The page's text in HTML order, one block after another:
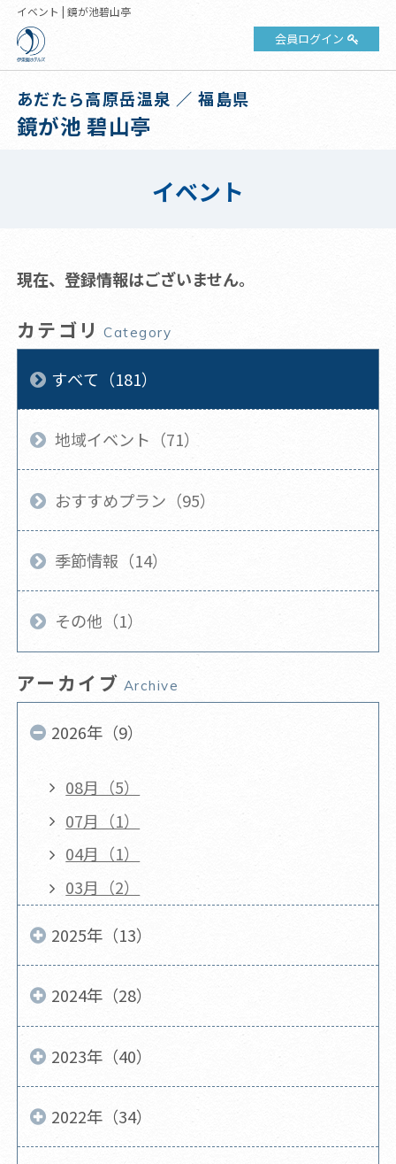
イベント | 鏡が池碧山亭
会員ログイン
あだたら高原岳温泉 ／ 福島県
鏡が池 碧山亭
イベント
現在、登録情報はございません。
カテゴリ Category
すべて（181）
地域イベント（71）
おすすめプラン（95）
季節情報（14）
その他（1）
アーカイブ Archive
2026年（9）
08月（5）
07月（1）
04月（1）
03月（2）
2025年（13）
2024年（28）
2023年（40）
2022年（34）